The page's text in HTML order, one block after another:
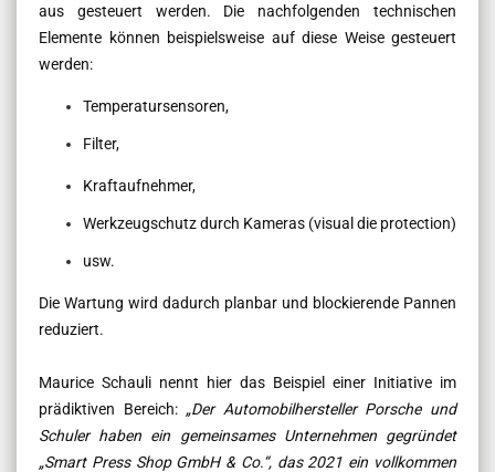
aus gesteuert werden. Die nachfolgenden technischen
Elemente können beispielsweise auf diese Weise gesteuert
werden:
Temperatursensoren,
Filter,
Kraftaufnehmer,
Werkzeugschutz durch Kameras (visual die protection)
usw.
Die Wartung wird dadurch planbar und blockierende Pannen
reduziert.
Maurice Schauli nennt hier das Beispiel einer Initiative im
prädiktiven Bereich: „Der Automobilhersteller Porsche und
Schuler haben ein gemeinsames Unternehmen gegründet
„Smart Press Shop GmbH & Co.“, das 2021 ein vollkommen